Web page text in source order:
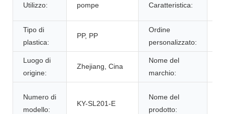
Utilizzo: pompe Caratteristica:
Tipo di
plastica:
PP, PP
Ordine
personalizzato:
Luogo di
origine:
Zhejiang, Cina
Nome del
marchio:
Numero di
modello:
KY-SL201-E
Nome del
prodotto: